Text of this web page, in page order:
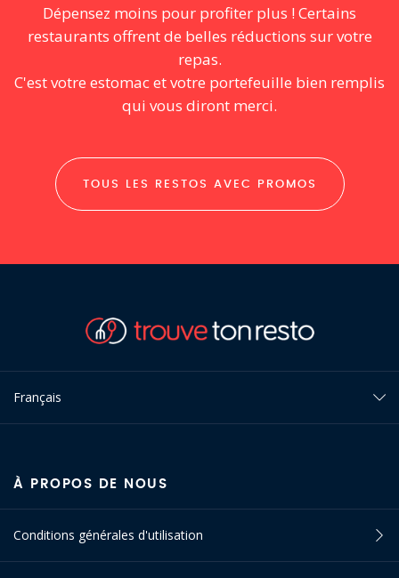
Dépensez moins pour profiter plus ! Certains
restaurants offrent de belles réductions sur votre
repas.
C'est votre estomac et votre portefeuille bien remplis
qui vous diront merci.
TOUS LES RESTOS AVEC PROMOS
Français
À PROPOS DE NOUS
Conditions générales d'utilisation